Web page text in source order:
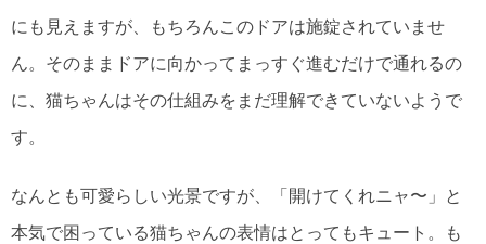
にも見えますが、もちろんこのドアは施錠されていませ
ん。そのままドアに向かってまっすぐ進むだけで通れるの
に、猫ちゃんはその仕組みをまだ理解できていないようで
す。
なんとも可愛らしい光景ですが、「開けてくれニャ〜」と
本気で困っている猫ちゃんの表情はとってもキュート。も